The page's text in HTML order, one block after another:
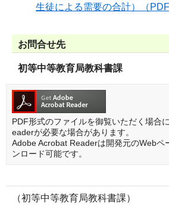
生徒による需要の合計）（
お問合せ先
初等中等教育局教科書課
PDF形式のファイルを御覧いただく場合
eaderが必要な場合があります。
Adobe Acrobat Readerは開発元のWebペ
ンロード可能です。
（初等中等教育局教科書課）